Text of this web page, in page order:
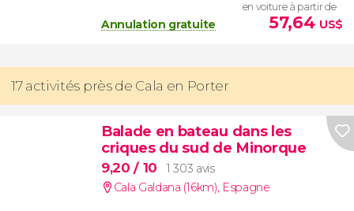
Annulation gratuite
en voiture à partir de
57,64 US$
17 activités près de Cala en Porter
Balade en bateau dans les
criques du sud de Minorque
9,20/ 10
1 303 avis
Cala Galdana (16km), Espagne